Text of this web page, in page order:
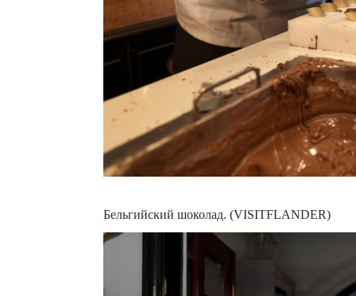
Бельгийский шоколад. (VISITFLANDER)